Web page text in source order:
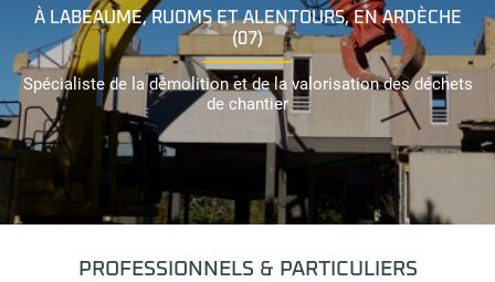
 Adresse email de réception
En cochant cette case, vous consentez à recevoir nos propositions
commerciales à l'adresse email indiqué ci-dessus. Vous pouvez vous
désinscrire à tout moment en utilisant
le formulaire de désinscription.
À LABEAUME, RUOMS ET ALENTOURS, EN ARDÈCHE
(07)
Spécialiste de la démolition et de la valorisation des déchets
de chantier
PROFESSIONNELS & PARTICULIERS